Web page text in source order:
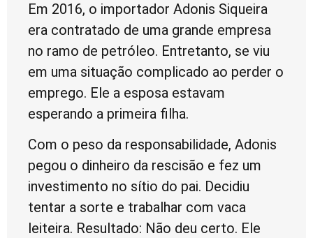
Em 2016, o importador Adonis Siqueira
era contratado de uma grande empresa
no ramo de petróleo. Entretanto, se viu
em uma situação complicado ao perder o
emprego. Ele a esposa estavam
esperando a primeira filha.
Com o peso da responsabilidade, Adonis
pegou o dinheiro da rescisão e fez um
investimento no sítio do pai. Decidiu
tentar a sorte e trabalhar com vaca
leiteira. Resultado: Não deu certo. Ele